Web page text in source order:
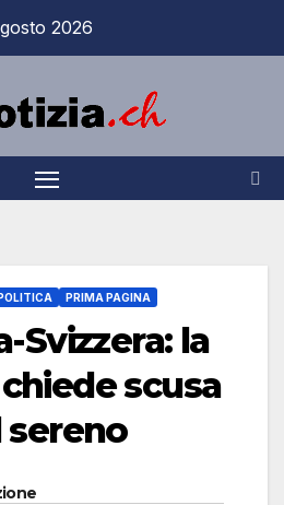
2026
POLITICA PRIMA PAGINA
Svizzera: la
scusa
sereno